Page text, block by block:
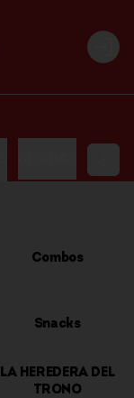
Login
Combos
Snacks
LA HEREDERA DEL
TRONO